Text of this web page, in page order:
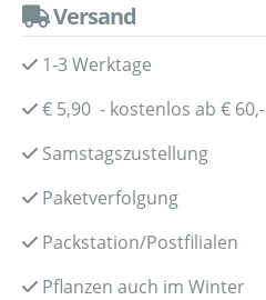
Versand
1-3 Werktage
€ 5,90 - kostenlos ab € 60,-
Samstagszustellung
Paketverfolgung
Packstation/Postfilialen
Pflanzen auch im Winter